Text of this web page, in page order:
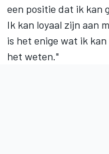
een positie dat ik kan
Ik kan loyaal zijn aan
is het enige wat ik
het weten."